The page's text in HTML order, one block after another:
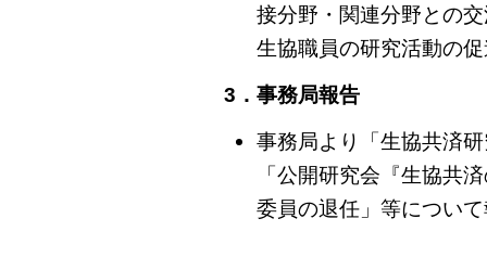
接分野・関連分野との
生協職員の研究活動の
3．事務局報告
事務局より「生協共済
「公開研究会『生協共
委員の退任」等につい